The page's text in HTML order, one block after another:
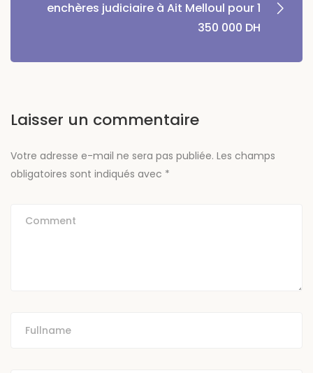
enchères judiciaire à Ait Melloul pour 1
350 000 DH
Laisser un commentaire
Votre adresse e-mail ne sera pas publiée. Les champs
obligatoires sont indiqués avec *